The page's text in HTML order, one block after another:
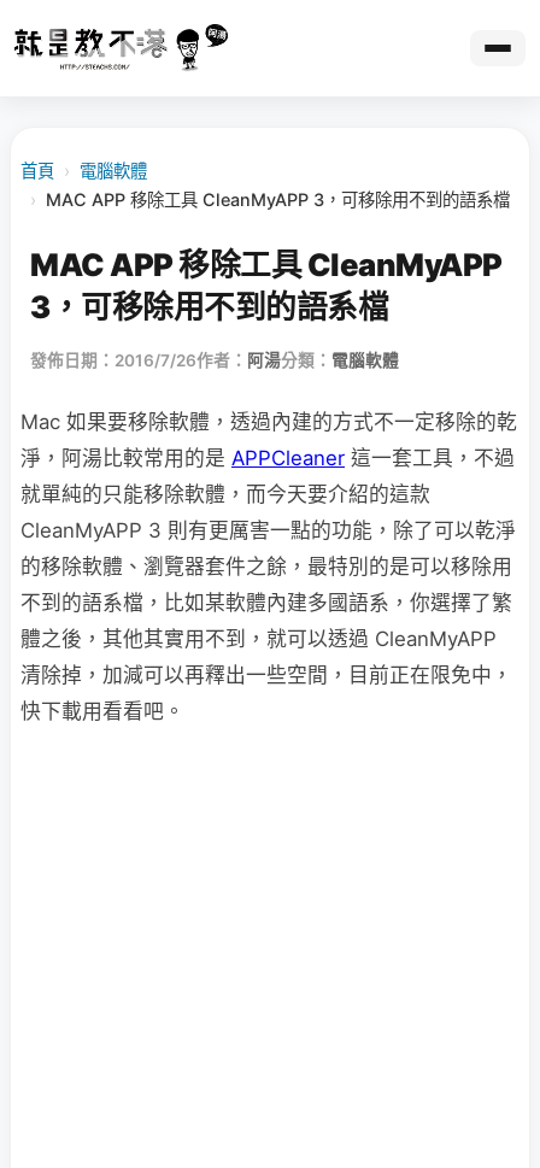
首頁 › 電腦軟體
› MAC APP 移除工具 CleanMyAPP 3，可移除用不到的語系檔
MAC APP 移除工具 CleanMyAPP
3，可移除用不到的語系檔
發佈日期：2016/7/26作者： 阿湯分類： 電腦軟體
Mac 如果要移除軟體，透過內建的方式不一定移除的乾
淨，阿湯比較常用的是 APPCleaner 這一套工具，不過
就單純的只能移除軟體，而今天要介紹的這款
CleanMyAPP 3 則有更厲害一點的功能，除了可以乾淨
的移除軟體、瀏覽器套件之餘，最特別的是可以移除用
不到的語系檔，比如某軟體內建多國語系，你選擇了繁
體之後，其他其實用不到，就可以透過 CleanMyAPP
清除掉，加減可以再釋出一些空間，目前正在限免中，
快下載用看看吧。